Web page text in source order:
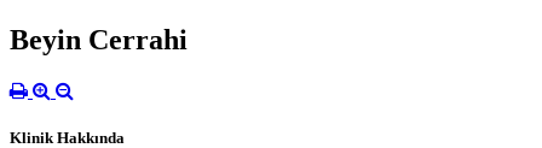
Beyin Cerrahi
Klinik Hakkında